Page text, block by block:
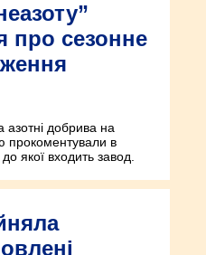
про сезонне
азотні добрива на
прокоментували в
якої входить завод.